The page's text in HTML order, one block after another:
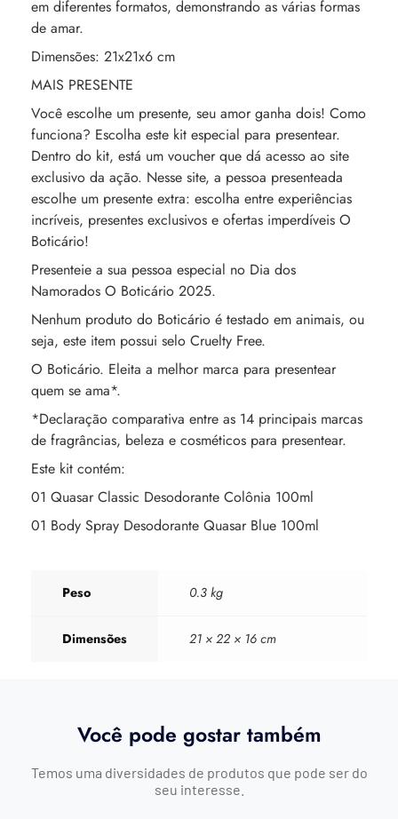
em diferentes formatos, demonstrando as várias formas
de amar.
Dimensões: 21x21x6 cm
MAIS PRESENTE
Você escolhe um presente, seu amor ganha dois! Como
funciona? Escolha este kit especial para presentear.
Dentro do kit, está um voucher que dá acesso ao site
exclusivo da ação. Nesse site, a pessoa presenteada
escolhe um presente extra: escolha entre experiências
incríveis, presentes exclusivos e ofertas imperdíveis O
Boticário!
Presenteie a sua pessoa especial no Dia dos
Namorados O Boticário 2025.
Nenhum produto do Boticário é testado em animais, ou
seja, este item possui selo Cruelty Free.
O Boticário. Eleita a melhor marca para presentear
quem se ama*.
*Declaração comparativa entre as 14 principais marcas
de fragrâncias, beleza e cosméticos para presentear.
Este kit contém:
01 Quasar Classic Desodorante Colônia 100ml
01 Body Spray Desodorante Quasar Blue 100ml
Peso 0.3 kg
Dimensões 21 × 22 × 16 cm
Você pode gostar também
Temos uma diversidades de produtos que pode ser do
seu interesse.